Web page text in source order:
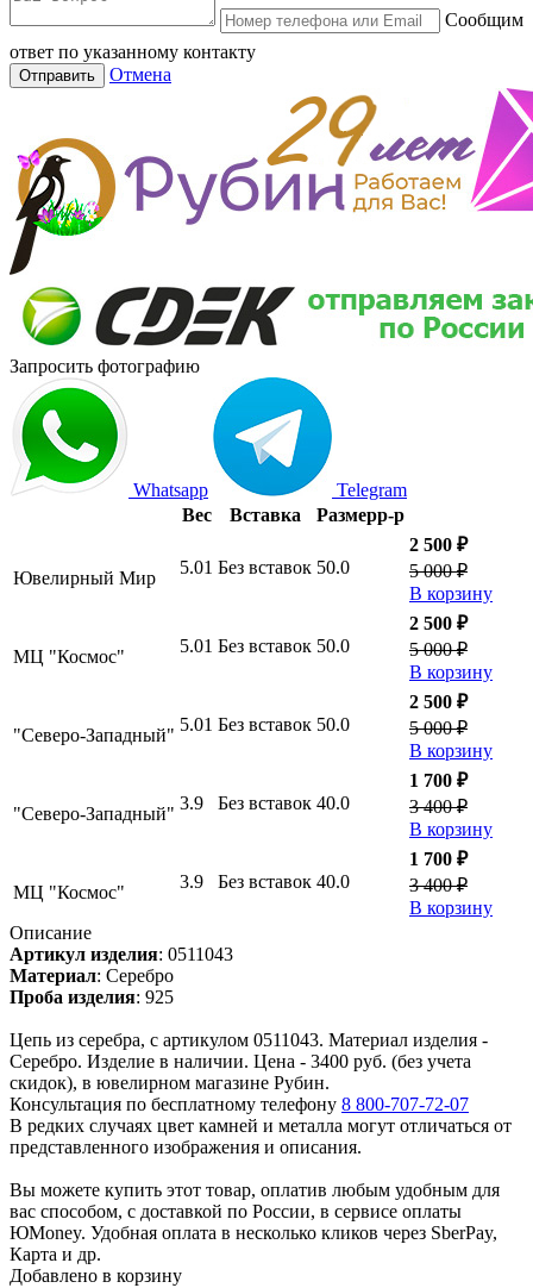
Сообщим
ответ по указанному контакту
Отправить Отмена
Запросить фотографию
Whatsapp
Telegram
Вес
Вставка Размерр-р
Ювелирный Мир
5.01 Без вставок 50.0
2 500 ₽
5 000 ₽
В корзину
МЦ "Космос"
5.01 Без вставок 50.0
2 500 ₽
5 000 ₽
В корзину
"Северо-Западный"
5.01 Без вставок 50.0
2 500 ₽
5 000 ₽
В корзину
"Северо-Западный"
3.9 Без вставок 40.0
1 700 ₽
3 400 ₽
В корзину
МЦ "Космос"
3.9 Без вставок 40.0
1 700 ₽
3 400 ₽
В корзину
Описание
Артикул изделия: 0511043
Материал: Серебро
Проба изделия: 925
Цепь из серебра, с артикулом 0511043. Материал изделия -
Серебро. Изделие в наличии. Цена - 3400 руб. (без учета
скидок), в ювелирном магазине Рубин.
Консультация по бесплатному телефону 8 800-707-72-07
В редких случаях цвет камней и металла могут отличаться от
представленного изображения и описания.
Вы можете купить этот товар, оплатив любым удобным для
вас способом, с доставкой по России, в сервисе оплаты
ЮMoney. Удобная оплата в несколько кликов через SberPay,
Карта и др.
Добавлено в корзину